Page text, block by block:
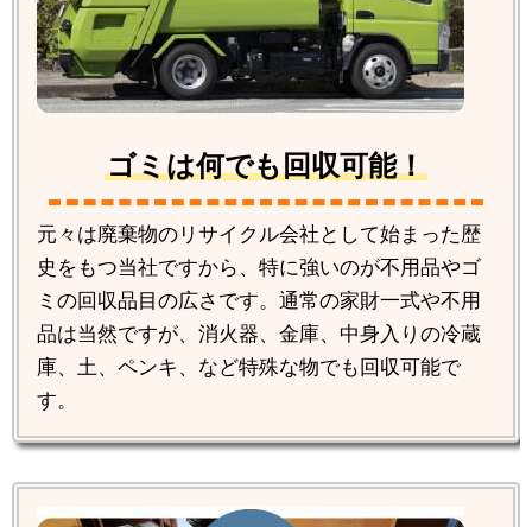
ゴミは何でも回収可能！
元々は廃棄物のリサイクル会社として始まった歴
史をもつ当社ですから、特に強いのが不用品やゴ
ミの回収品目の広さです。通常の家財一式や不用
品は当然ですが、消火器、金庫、中身入りの冷蔵
庫、土、ペンキ、など特殊な物でも回収可能で
す。